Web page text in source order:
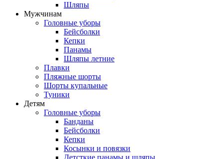
Шляпы
Мужчинам
Головные уборы
Бейсболки
Кепки
Панамы
Шляпы летние
Плавки
Пляжные шорты
Шорты купальные
Туники
Детям
Головные уборы
Банданы
Бейсболки
Кепки
Косынки и повязки
Детсткие панамы и шляпы